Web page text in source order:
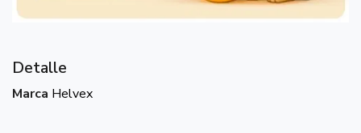
Detalle
Marca Helvex